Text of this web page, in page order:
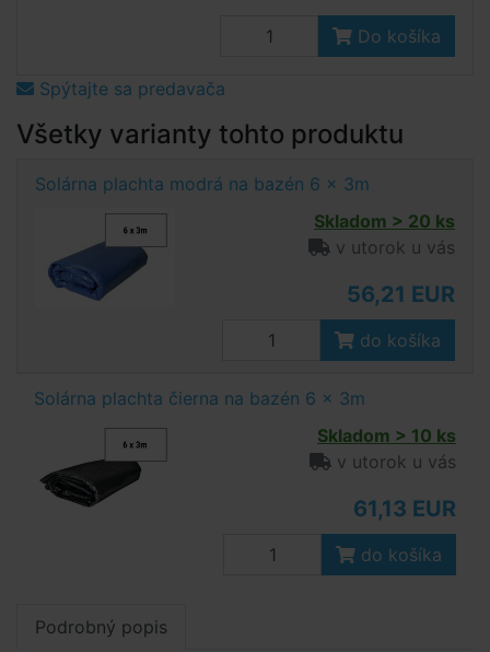
Do košíka
Spýtajte sa predavača
Všetky varianty tohto produktu
Solárna plachta modrá na bazén 6 x 3m
Skladom > 20 ks
v utorok u vás
56,21 EUR
do košíka
Solárna plachta čierna na bazén 6 x 3m
Skladom > 10 ks
v utorok u vás
61,13 EUR
do košíka
Podrobný popis